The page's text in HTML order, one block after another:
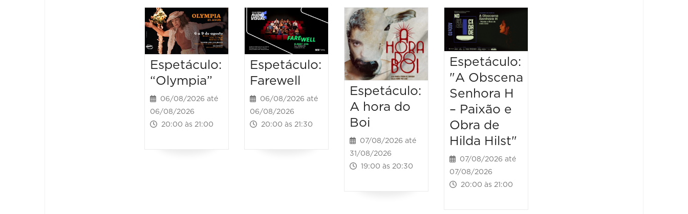
Espetáculo:
“Olympia”
06/08/2026 até
06/08/2026
20:00 às 21:00
Espetáculo:
Farewell
06/08/2026 até
06/08/2026
20:00 às 21:30
Espetáculo:
A hora do
Boi
07/08/2026 até
31/08/2026
19:00 às 20:30
Espetáculo:
"A Obscena
Senhora H
– Paixão e
Obra de
Hilda Hilst"
07/08/2026 até
07/08/2026
20:00 às 21:00